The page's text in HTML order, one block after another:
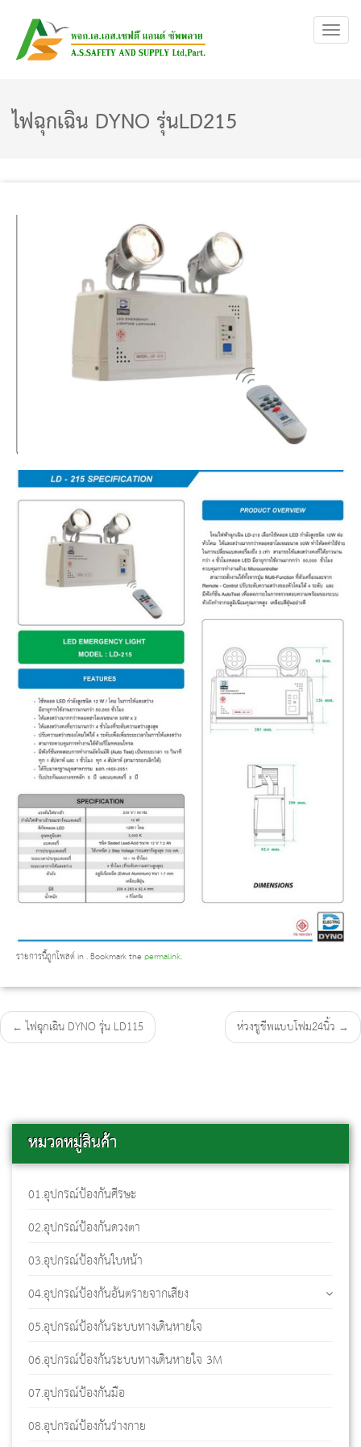
ไฟฉุกเฉิน DYNO รุ่นLD215
รายการนี้ถูกโพสต์ in . Bookmark thepermalink.
←ไฟฉุกเฉิน DYNO รุ่น LD115 ห่วงชูชีพแบบโฟม24นิ้ว →
หมวดหมู่สินค้า
01.อุปกรณ์ป้องกันศีรษะ
02.อุปกรณ์ป้องกันดวงตา
03.อุปกรณ์ป้องกันใบหน้า
04.อุปกรณ์ป้องกันอันตรายจากเสียง
05.อุปกรณ์ป้องกันระบบทางเดินหายใจ
06.อุปกรณ์ป้องกันระบบทางเดินหายใจ 3M
07.อุปกรณ์ป้องกันมือ
08.อุปกรณ์ป้องกันร่างกาย